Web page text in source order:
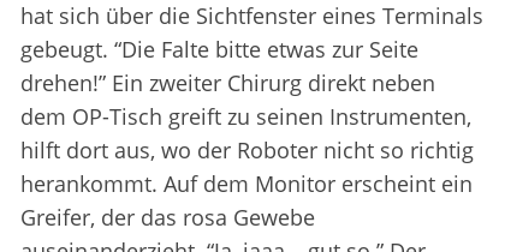
hat sich über die Sichtfenster eines Terminals
gebeugt. “Die Falte bitte etwas zur Seite
drehen!” Ein zweiter Chirurg direkt neben
dem OP-Tisch greift zu seinen Instrumenten,
hilft dort aus, wo der Roboter nicht so richtig
herankommt. Auf dem Monitor erscheint ein
Greifer, der das rosa Gewebe